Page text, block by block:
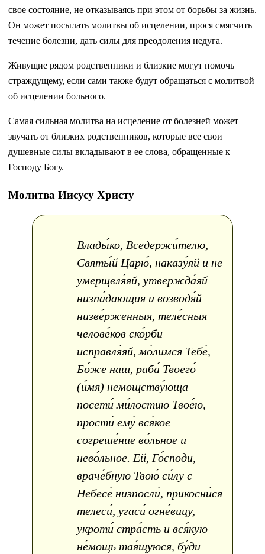
свое состояние, не отказываясь при этом от борьбы за жизнь.
Он может посылать молитвы об исцелении, прося смягчить
течение болезни, дать силы для преодоления недуга.
Живущие рядом родственники и близкие могут помочь
страждущему, если сами также будут обращаться с молитвой
об исцелении больного.
Самая сильная молитва на исцеление от болезней может
звучать от близких родственников, которые все свои
душевные силы вкладывают в ее слова, обращенные к
Господу Богу.
Молитва Иисусу Христу
Влады́ко, Вседержи́телю,
Святы́й Царю́, наказу́яй и не
умерщвля́яй, утвержда́яй
низпа́дающия и возводя́й
низве́рженныя, теле́сныя
челове́ков ско́рби
исправля́яй, мо́лимся Тебе́,
Бо́же наш, раба́ Твоего́
(и́мя) немощству́юща
посети́ ми́лостию Твое́ю,
прости́ ему́ вся́кое
согреше́ние во́льное и
нево́льное. Ей, Го́споди,
враче́бную Твою́ си́лу с
Небесе́ низпосли́, прикосни́ся
телеси́, угаси́ огне́вицу,
укроти́ стра́сть и вся́кую
не́мощь тая́щуюся, бу́ди